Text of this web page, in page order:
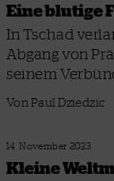
Eine blutige
In Tschad
Abgang von
seinem
Von Paul Dziedzic
14. November 2023
Kleine